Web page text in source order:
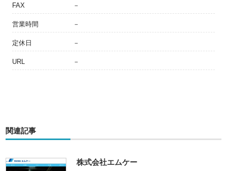
FAX －
営業時間 －
定休日 －
URL －
関連記事
株式会社エムケー